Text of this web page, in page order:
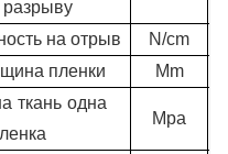
разрыву
на отрыв N/cm
пленки
Mm
ткань одна
Mpa